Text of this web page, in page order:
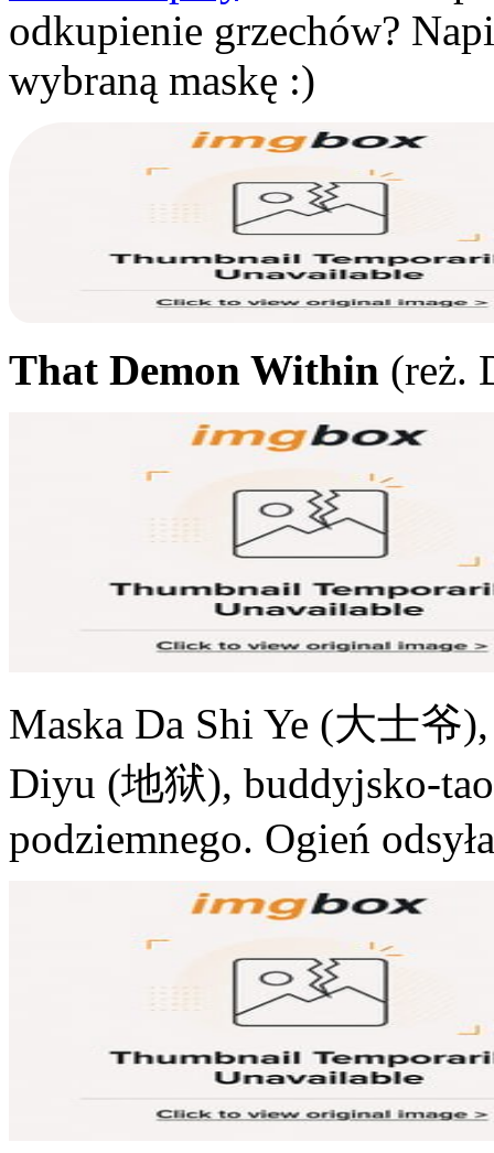
odkupienie grzechów?
wybraną maskę :)
That Demon Within (reż.
Maska Da Shi Ye (大士爷
Diyu (地狱), buddyjsko-
podziemnego. Ogień